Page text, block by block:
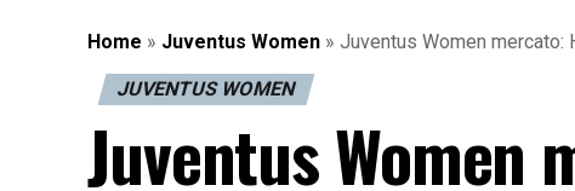
Home » Juventus Women » Juventus Women mercato:
JUVENTUS WOMEN
Juventus Women